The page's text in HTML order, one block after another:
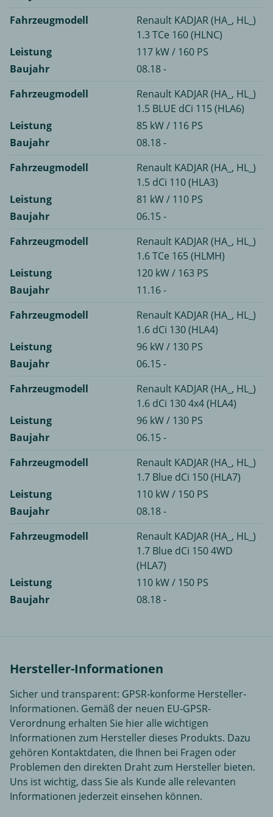
Fahrzeugmodell
Renault KADJAR (HA_, HL_)
1.3 TCe 160 (HLNC)
Leistung
117 kW / 160 PS
Baujahr
08.18 -
Fahrzeugmodell
Renault KADJAR (HA_, HL_)
1.5 BLUE dCi 115 (HLA6)
Leistung
85 kW / 116 PS
Baujahr
08.18 -
Fahrzeugmodell
Renault KADJAR (HA_, HL_)
1.5 dCi 110 (HLA3)
Leistung
81 kW / 110 PS
Baujahr
06.15 -
Fahrzeugmodell
Renault KADJAR (HA_, HL_)
1.6 TCe 165 (HLMH)
Leistung
120 kW / 163 PS
Baujahr
11.16 -
Fahrzeugmodell
Renault KADJAR (HA_, HL_)
1.6 dCi 130 (HLA4)
Leistung
96 kW / 130 PS
Baujahr
06.15 -
Fahrzeugmodell
Renault KADJAR (HA_, HL_)
1.6 dCi 130 4x4 (HLA4)
Leistung
96 kW / 130 PS
Baujahr
06.15 -
Fahrzeugmodell
Renault KADJAR (HA_, HL_)
1.7 Blue dCi 150 (HLA7)
Leistung
110 kW / 150 PS
Baujahr
08.18 -
Fahrzeugmodell
Renault KADJAR (HA_, HL_)
1.7 Blue dCi 150 4WD
(HLA7)
Leistung
110 kW / 150 PS
Baujahr
08.18 -
Hersteller-Informationen
Sicher und transparent: GPSR-konforme Hersteller-
Informationen. Gemäß der neuen EU-GPSR-
Verordnung erhalten Sie hier alle wichtigen
Informationen zum Hersteller dieses Produkts. Dazu
gehören Kontaktdaten, die Ihnen bei Fragen oder
Problemen den direkten Draht zum Hersteller bieten.
Uns ist wichtig, dass Sie als Kunde alle relevanten
Informationen jederzeit einsehen können.